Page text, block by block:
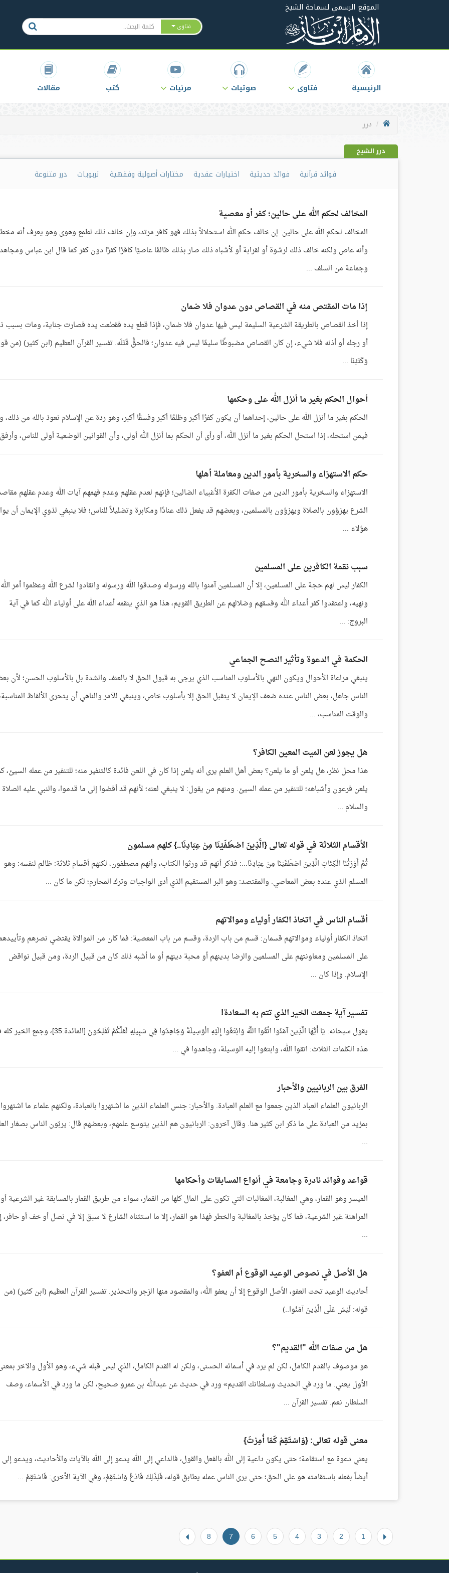
الموقع الرسمي لسماحة الشيخ
فتاوى
الرئيسية فتاوى صوتيات مرئيات كتب مقالات
درر
درر الشيخ
فوائد قرآنية فوائد حديثية اختيارات عقدية مختارات أصولية وفقهية تربويات درر متنوعة
المخالف لحكم الله على حالين؛ كفر أو معصية
المخالف لحكم الله على حالين: إن خالف حكم الله استحلالاً بذلك فهو كافر مرتد، وإن خالف ذلك لطمع وهوى وهو يعرف أنه
وأنه عاص ولكنه خالف ذلك لرشوة أو لقرابة أو لأشباه ذلك صار بذلك ظالمًا عاصيًا كافرًا كفرًا دون كفر كما قال ابن عباس ومجاهد
وجماعة من السلف ...
إذا مات المقتص منه في القصاص دون عدوان فلا ضمان
إذا أخذ القصاص بالطريقة الشرعية السليمة ليس فيها عدوان فلا ضمان، فإذا قطع يده فقطعت يده فصارت جناية، ومات بسبب
أو رجله أو أذنه فلا شيء، إن كان القصاص مضبوطًا سليمًا ليس فيه عدوان؛ فالحقُّ قَتَلَه. تفسير القرآن العظيم (ابن كثير) (من
وَكَتَبْنَا ...
أحوال الحكم بغير ما أنزل الله على وحكمها
الحكم بغير ما أنزل الله على حالين، إحداهما أن يكون كفرًا أكبر وظلمًا أكبر وفسقًا أكبر، وهو ردة عن الإسلام نعوذ بالله من ذلك،
فيمن استحله، إذا استحل الحكم بغير ما أنزل الله، أو رأى أن الحكم بما أنزل الله أولى، وأن القوانين الوضعية أولى للناس،
حكم الاستهزاء والسخرية بأمور الدين ومعاملة أهلها
الاستهزاء والسخرية بأمور الدين من صفات الكفرة الأغبياء الضالين؛ فإنهم لعدم عقلهم وعدم فهمهم آيات الله وعدم عقلهم
الشرع يهزؤون بالصلاة ويهزؤون بالمسلمين، وبعضهم قد يفعل ذلك عنادًا ومكابرة وتضليلاً للناس؛ فلا ينبغي لذوي الإيمان أن
هؤلاء ...
سبب نقمة الكافرين على المسلمين
الكفار ليس لهم حجة على المسلمين، إلا أن المسلمين آمنوا بالله ورسوله وصدقوا الله ورسوله وانقادوا لشرع الله وعظموا أمر الله
ونهيه، واعتقدوا كفر أعداء الله وفسقهم وضلالهم عن الطريق القويم، هذا هو الذي ينقمه أعداء الله على أولياء الله كما في آية
البروج: ...
الحكمة في الدعوة وتأثير النصح الجماعي
ينبغي مراعاة الأحوال ويكون النهي بالأسلوب المناسب الذي يرجى به قبول الحق لا بالعنف والشدة بل بالأسلوب الحسن؛ لأن
الناس جاهل، بعض الناس عنده ضعف الإيمان لا يتقبل الحق إلا بأسلوب خاص، وينبغي للآمر والناهي أن يتحرى الألفاظ
والوقت المناسب، ...
هل يجوز لعن الميت المعين الكافر؟
هذا محل نظر، هل يلعن أو ما يلعن؟ بعض أهل العلم يرى أنه يلعن إذا كان في اللعن فائدة كالتنفير منه؛ للتنفير من عمله السيئ،
يلعن فرعون وأشباهه؛ للتنفير من عمله السيئ. ومنهم من يقول: لا ينبغي لعنه؛ لأنهم قد أفضوا إلى ما قدموا، والنبي عليه الصلاة
والسلام ...
الأقسام الثلاثة في قوله تعالى {الَّذِينَ اصْطَفَيْنَا مِنْ عِبَادِنَا..} كلهم مسلمون
ثُمَّ أَوْرَثْنَا الْكِتَابَ الَّذِينَ اصْطَفَيْنَا مِنْ عِبَادِنَا...: فذكر أنهم قد ورثوا الكتاب، وأنهم مصطفون، لكنهم أقسام ثلاثة: ظالم لنفسه: وهو
المسلم الذي عنده بعض المعاصي. والمقتصد: وهو البر المستقيم الذي أدى الواجبات وترك المحارم؛ لكن ما كان ...
أقسام الناس في اتخاذ الكفار أولياء وموالاتهم
اتخاذ الكفار أولياء وموالاتهم قسمان: قسم من باب الردة، وقسم من باب المعصية: فما كان من الموالاة يقتضي نصرهم
على المسلمين ومعاونتهم على المسلمين والرضا بدينهم أو محبة دينهم أو ما أشبه ذلك كان من قبيل الردة، ومن قبيل نواقض
الإسلام. وإذا كان ...
تفسير آية جمعت الخير الذي تتم به السعادة!
يقول سبحانه: يَا أَيُّهَا الَّذِينَ آمَنُوا اتَّقُوا اللَّهَ وَابْتَغُوا إِلَيْهِ الْوَسِيلَةَ وَجَاهِدُوا فِي سَبِيلِهِ لَعَلَّكُمْ تُفْلِحُونَ
هذه الكلمات الثلاث: اتقوا الله، وابتغوا إليه الوسيلة، وجاهدوا في ...
الفرق بين الربانيين والأحبار
الربانيون العلماء العباد الذين جمعوا مع العلم العبادة. والأحبار: جنس العلماء الذين ما اشتهروا بالعبادة، ولكنهم علماء ما اشتهروا
بمزيد من العبادة على ما ذكر ابن كثير هنا. وقال آخرون: الربانيون هم الذين يتوسع علمهم، وبعضهم قال: يربّون الناس بصغار
...
قواعد وفوائد نادرة وجامعة في أنواع المسابقات وأحكامها
الميسر وهو القمار، وهي المغالبة، المغالبات التي تكون على المال كلها من القمار، سواء من طريق القمار بالمسابقة غير الشرعية أو
المراهنة غير الشرعية، فما كان يؤخذ بالمغالبة والخطر فهذا هو القمار، إلا ما استثناه الشارع لا سبق إلا في نصل أو خف أو حافر،
...
هل الأصل في نصوص الوعيد الوقوع أم العفو؟
أحاديث الوعيد تحت العفو، الأصل الوقوع إلا أن يعفو الله، والمقصود منها الزجر والتحذير. تفسير القرآن العظيم (ابن كثير) (من
قوله: لَيْسَ عَلَى الَّذِينَ آمَنُوا..)
هل من صفات الله "القديم"؟
هو موصوف بالقدم الكامل، لكن لم يرد في أسمائه الحسنى، ولكن له القدم الكامل، الذي ليس قبله شيء، وهو الأول والآخر
الأول يعني. ما ورد في الحديث وسلطانك القديم» ورد في حديث عن عبدالله بن عمرو صحيح، لكن ما ورد في الأسماء، وصف
السلطان نعم. تفسير القرآن ...
معنى قوله تعالى: {وَاسْتَقِمْ كَمَا أُمِرْتَ}
يعني دعوة مع استقامة؛ حتى يكون داعية إلى الله بالفعل والقول، فالداعي إلى الله يدعو إلى الله بالآيات والأحاديث، ويدعو إلى
أيضاً بفعله باستقامته هو على الحق؛ حتى يرى الناس عمله يطابق قوله، فَلِذَلِكَ فَادْعُ وَاسْتَقِمْ، وفي الآية الأخرى: فَاسْتَقِمْ ...
1
2
3
4
5
6
7
8